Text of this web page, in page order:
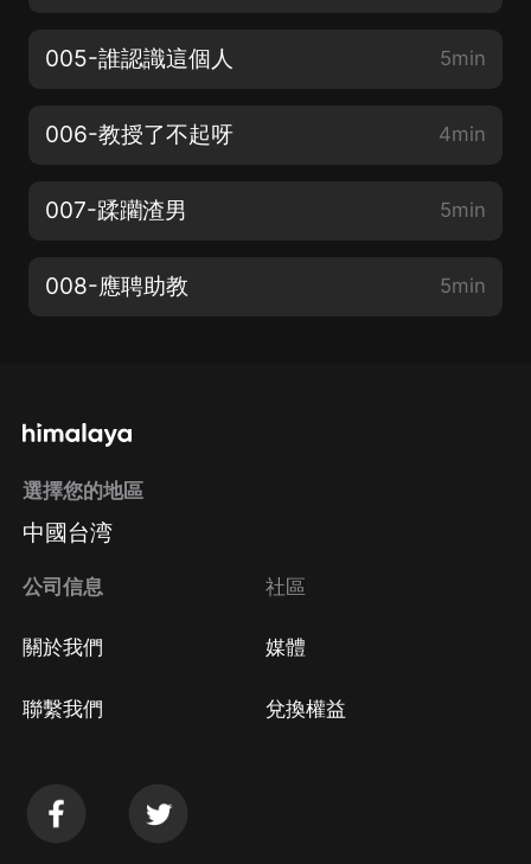
005-誰認識這個人 5min
006-教授了不起呀 4min
007-蹂躪渣男 5min
008-應聘助教 5min
選擇您的地區
中國台湾
公司信息
關於我們
聯繫我們
社區
媒體
兌換權益